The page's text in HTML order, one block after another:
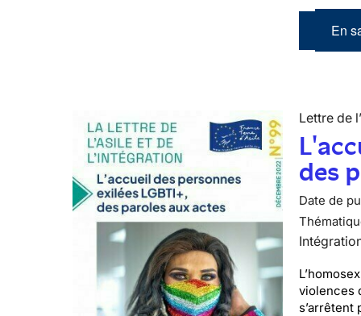
En
Lettre de
des
Date de
violences
s’arrêtent